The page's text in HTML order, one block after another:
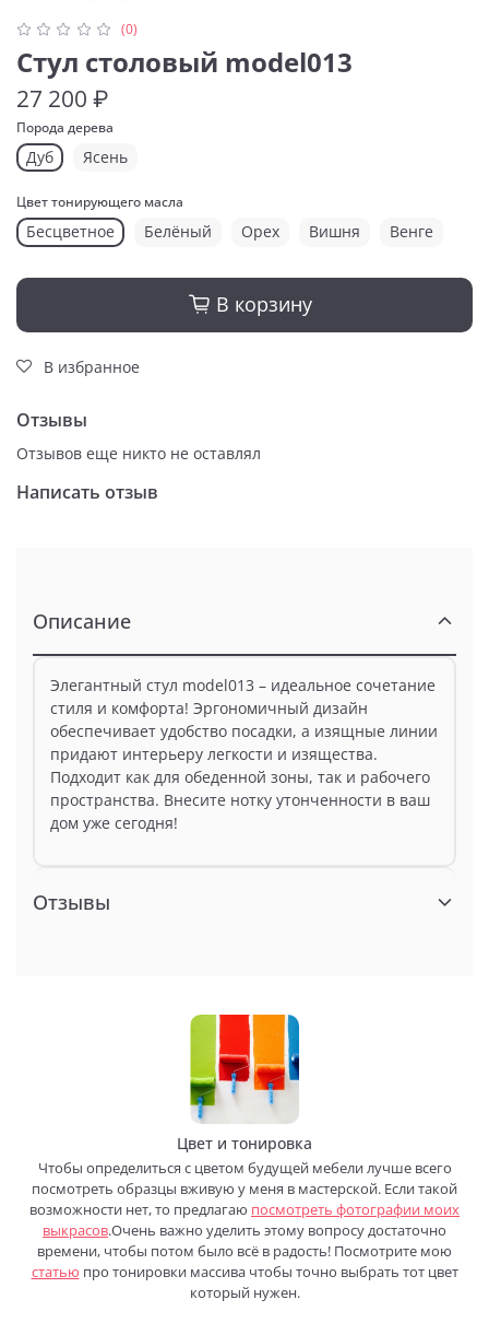
(0)
Стул столовый model013
27 200 ₽
Порода дерева
Дуб Ясень
Цвет тонирующего масла
Бесцветное Белёный Орех Вишня Венге
В корзину
В избранное
Отзывы
Отзывов еще никто не оставлял
Написать отзыв
Описание
Элегантный стул model013 – идеальное сочетание
стиля и комфорта! Эргономичный дизайн
обеспечивает удобство посадки, а изящные линии
придают интерьеру легкости и изящества.
Подходит как для обеденной зоны, так и рабочего
пространства. Внесите нотку утонченности в ваш
дом уже сегодня!
Отзывы
Цвет и тонировка
Чтобы определиться с цветом будущей мебели лучше всего
посмотреть образцы вживую у меня в мастерской. Если такой
возможности нет, то предлагаю посмотреть фотографии моих
выкрасов.Очень важно уделить этому вопросу достаточно
времени, чтобы потом было всё в радость! Посмотрите мою
статью про тонировки массива чтобы точно выбрать тот цвет
который нужен.